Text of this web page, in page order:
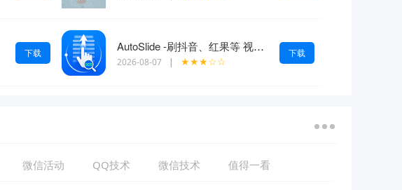
下载 AutoSlide -刷抖音、红果等 视频自动跳过广告 OCR智能识别 v2.6.0
2026-08-07 | ★★★☆☆
下载
微信活动 QQ技术 微信技术 值得一看